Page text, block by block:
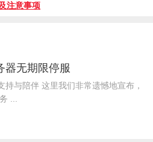
注意事项
器无期限停服
持与陪伴 这里我们非常遗憾地宣布，
...